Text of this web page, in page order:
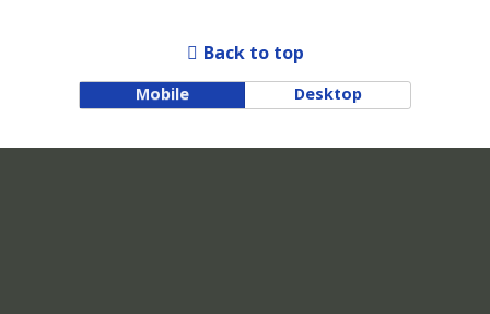
Back to top
Mobile Desktop